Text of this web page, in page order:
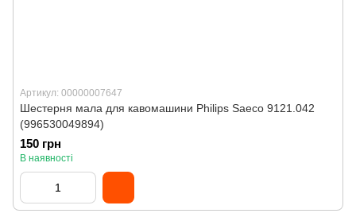
Артикул: 00000007647
Шестерня мала для кавомашини Philips Saeco 9121.042
(996530049894)
150 грн
В наявності